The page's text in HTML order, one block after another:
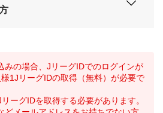
みの場合、JリーグIDでのログインが
1JリーグIDの取得（無料）が必要で
ーグIDを取得する必要があります。